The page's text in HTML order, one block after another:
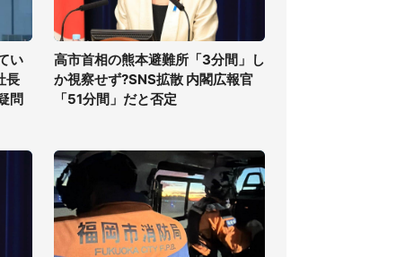
い
長
問
高市首相の熊本避難所「3分間」し
か視察せず?SNS拡散 内閣広報官
「51分間」だと否定